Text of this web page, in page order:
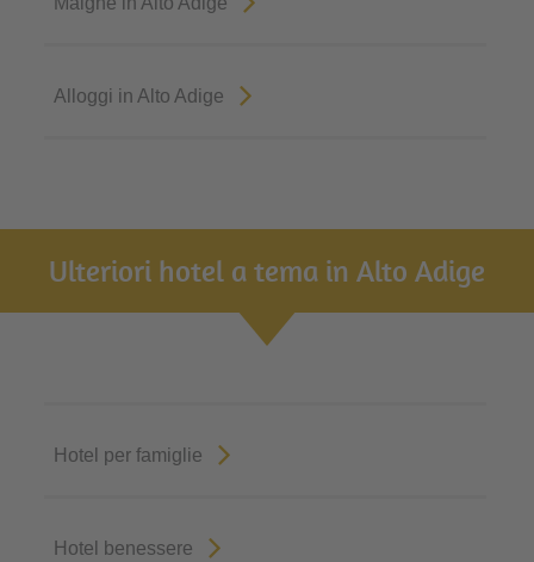
Alloggi in Alto Adige
Ulteriori hotel a tema in Alto Adige
Hotel per famiglie
Hotel benessere